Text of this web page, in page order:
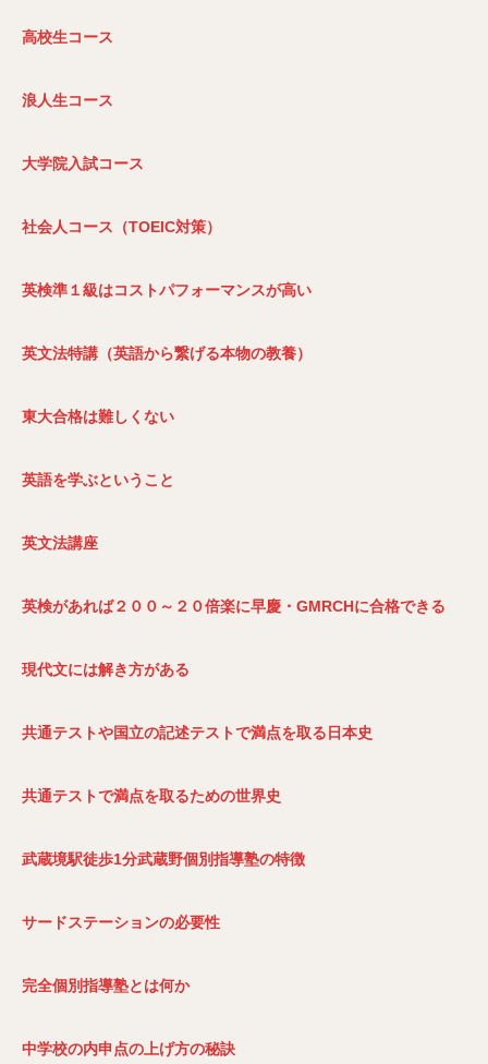
高校生コース
浪人生コース
大学院入試コース
社会人コース（TOEIC対策）
英検準１級はコストパフォーマンスが高い
英文法特講（英語から繋げる本物の教養）
東大合格は難しくない
英語を学ぶということ
英文法講座
英検があれば２００～２０倍楽に早慶・GMRCHに合格できる
現代文には解き方がある
共通テストや国立の記述テストで満点を取る日本史
共通テストで満点を取るための世界史
武蔵境駅徒歩1分武蔵野個別指導塾の特徴
サードステーションの必要性
完全個別指導塾とは何か
中学校の内申点の上げ方の秘訣